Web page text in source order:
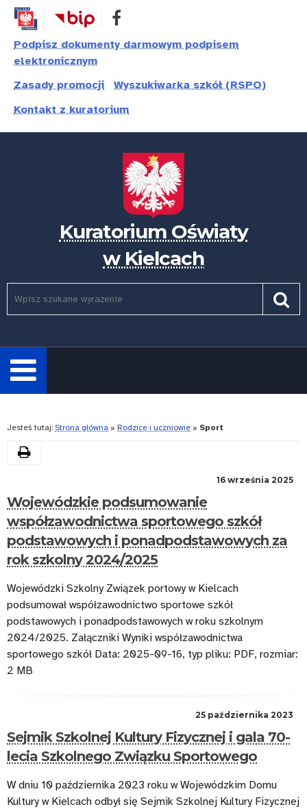
Przejdź
Przejdź
Dostępność
Podpisz dokumenty darmowym podpisem
elektronicznym
Zasady promocji
Wyszukiwarka szkół (RSPO)
Kontakt z kuratorium
Kuratorium Oświaty
w Kielcach
wymagane.
3
znaki.
Rozwiń
Jesteś tutaj: Strona główna » Rodzice i uczniowie » Sport
Drukuj
Sport
16 września 2025
Wojewódzkie podsumowanie
współzawodnictwa sportowego szkół
podstawowych i ponadpodstawowych za
rok szkolny 2024/2025
Wojewódzki Szkolny Związek portowy w Kielcach
podsumował współzawodnictwo sportowe szkół
podstawowych i ponadpodstawowych w roku szkolnym
2024/2025. Załączniki Wyniki współzawodnictwa
sportowego szkół Data: 2025-09-16, typ pliku: PDF, rozmiar:
2 MB
25 października 2023
Sejmik Szkolnej Kultury Fizycznej i gala 70-
lecia Szkolnego Związku Sportowego
W dniu 10 października 2023 roku w Wojewódzkim Domu
Kultury w Kielcach odbył się Sejmik Szkolnej Kultury Fizycznej